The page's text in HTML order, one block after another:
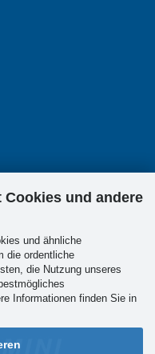
und andere
und ähnliche
die ordentliche
die Nutzung unseres
Informationen finden Sie in